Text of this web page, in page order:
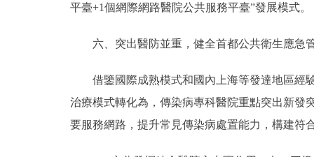
平臺+1個網際網路醫院公共服務平臺”發展模式。
六、突出醫防並重，健全首都公共衛生應急
借鑒國際成熟模式和國內上海等發達地區經驗
治療模式轉化為，傳染病專科醫院重點突出新發
要服務網路，提升常見傳染病處置能力，構建符